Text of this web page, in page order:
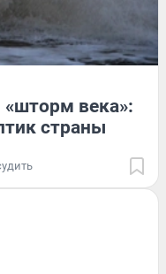
века»:
страны